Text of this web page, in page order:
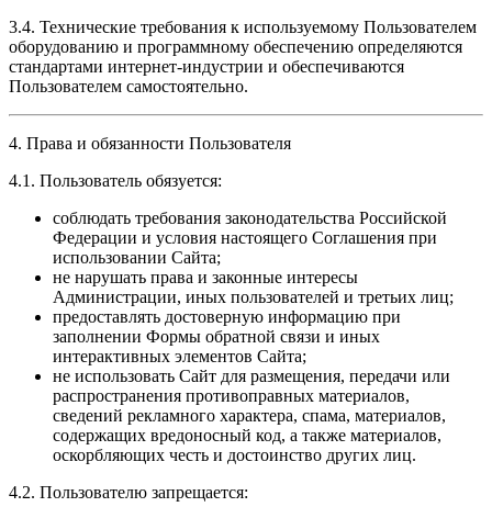
3.4. Технические требования к используемому Пользователем
оборудованию и программному обеспечению определяются
стандартами интернет-индустрии и обеспечиваются
Пользователем самостоятельно.
4. Права и обязанности Пользователя
4.1. Пользователь обязуется:
соблюдать требования законодательства Российской
Федерации и условия настоящего Соглашения при
использовании Сайта;
не нарушать права и законные интересы
Администрации, иных пользователей и третьих лиц;
предоставлять достоверную информацию при
заполнении Формы обратной связи и иных
интерактивных элементов Сайта;
не использовать Сайт для размещения, передачи или
распространения противоправных материалов,
сведений рекламного характера, спама, материалов,
содержащих вредоносный код, а также материалов,
оскорбляющих честь и достоинство других лиц.
4.2. Пользователю запрещается: